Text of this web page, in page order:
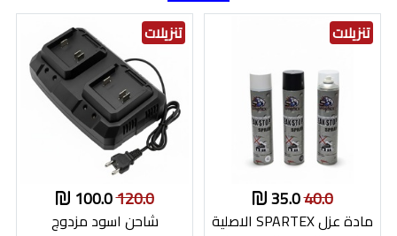
تنزيلات
40.0
35.0
مادة عزل SPARTEX الاصلية
تنزيلات
120.0
100.0
شاحن اسود مزدوج